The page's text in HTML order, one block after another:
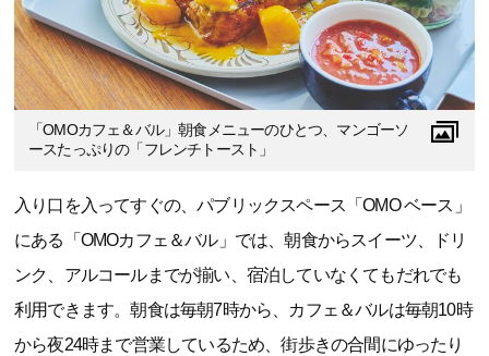
「OMOカフェ＆バル」朝食メニューのひとつ、マンゴーソ
ースたっぷりの「フレンチトースト」
入り口を入ってすぐの、パブリックスペース「OMO ベース」
にある「OMOカフェ＆バル」では、朝食からスイーツ、ドリ
ンク、アルコールまでが揃い、宿泊していなくてもだれでも
利用できます。朝食は毎朝7時から、カフェ＆バルは毎朝10時
から夜24時まで営業しているため、街歩きの合間にゆったり